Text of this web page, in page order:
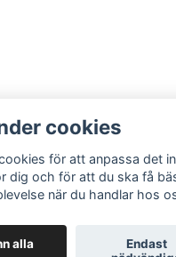
cookies
för att anpassa det
dig och för att du ska få
när du handlar hos
alla
Endast